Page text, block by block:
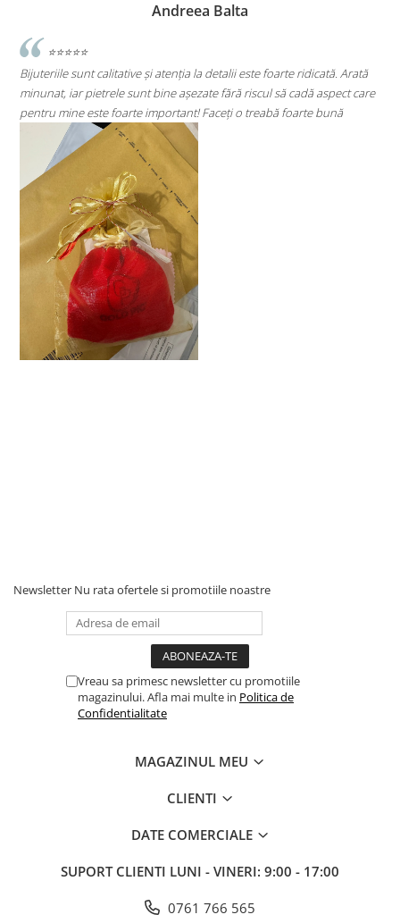
ridicată. Arată
aspect care
bună
Andreea Cicu
⭐⭐⭐⭐⭐
Super mulțumită!! Sunt superbi cerceii!!!
Newsletter Nu rata ofertele si promotiile noastre
Vreau sa primesc newsletter cu promotiile
magazinului. Afla mai multe in Politica de
Confidentialitate
MAGAZINUL MEU
CLIENTI
DATE COMERCIALE
SUPORT CLIENTI LUNI - VINERI: 9:00 - 17:00
0761 766 565